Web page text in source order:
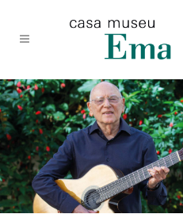
conteúdo
navegação
site